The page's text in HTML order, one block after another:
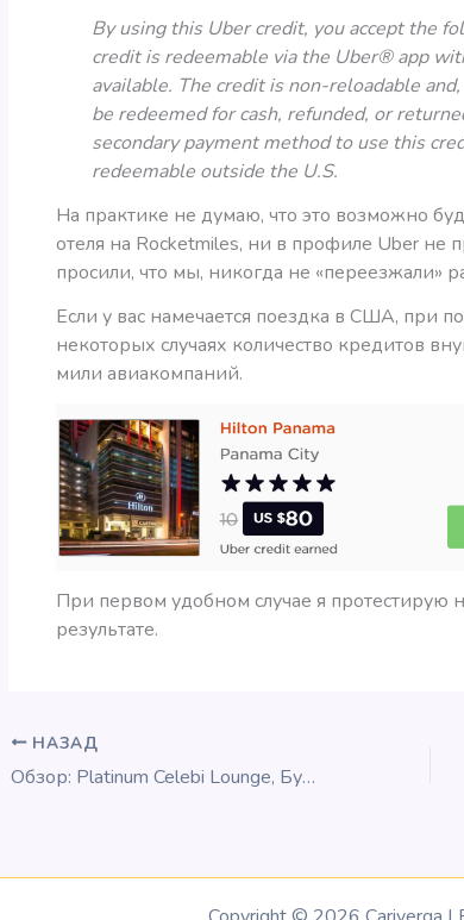
By using this Uber credit, you accept the
credit is redeemable via the Uber® app
available. The credit is non-reloadable
be redeemed for cash, refunded, or
secondary payment method to use this
redeemable outside the U.S.
На практике не думаю, что это возможно
отеля на Rocketmiles, ни в профиле Uber не
просили, что мы, никогда не «переезжали»
Если у вас намечается поездка в США, при
некоторых случаях количество кредитов
мили авиакомпаний.
При первом удобном случае я протестирую
результате.
НАЗАД
Обзор: Platinum Celebi Lounge, Будапешт